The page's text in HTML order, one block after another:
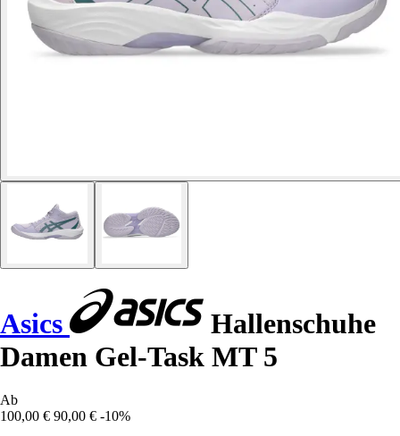
Asics
Hallenschuhe
Damen Gel-Task MT 5
Ab
100,00 € 90,00 € -10%